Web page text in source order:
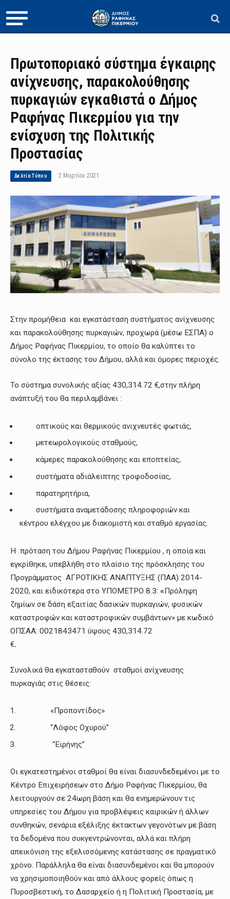
Πρωτοποριακό σύστημα έγκαιρης
ανίχνευσης, παρακολούθησης
πυρκαγιών εγκαθιστά ο Δήμος
Ραφήνας Πικερμίου για την
ενίσχυση της Πολιτικής
Προστασίας
Δελτία Τύπου 2 Μαρτίου 2021
Στην προμήθεια και εγκατάσταση συστήματος ανίχνευσης
και παρακολούθησης πυρκαγιών, προχωρά (μέσω ΕΣΠΑ) ο
Δήμος Ραφήνας Πικερμίου, το οποίο θα καλύπτει το
σύνολο της έκτασης του Δήμου, αλλά και όμορες περιοχές.
Το σύστημα συνολικής αξίας 430,314.72 €,στην πλήρη
ανάπτυξή του θα περιλαμβάνει :
οπτικούς και θερμικούς ανιχνευτές φωτιάς,
μετεωρολογικούς σταθμούς,
κάμερες παρακολούθησης και εποπτείας,
συστήματα αδιάλειπτης τροφοδοσίας,
παρατηρητήρια,
συστήματα αναμετάδοσης πληροφοριών και
κέντρου ελέγχου με διακομιστή και σταθμό εργασίας.
Η πρόταση του Δήμου Ραφήνας Πικερμίου , η οποία και
εγκρίθηκε, υπεβλήθη στο πλαίσιο της πρόσκλησης του
Προγράμματος ΑΓΡΟΤΙΚΗΣ ΑΝΑΠΤΥΞΗΣ (ΠΑΑ) 2014-
2020, και ειδικότερα στο ΥΠΟΜΕΤΡΟ 8.3: «Πρόληψη
ζημίων σε δάση εξαιτίας δασικών πυρκαγιών, φυσικών
καταστροφών και καταστροφικών συμβάντων» με κωδικό
ΟΠΣΑΑ: 0021843471 ύψους 430,314.72
€.
Συνολικά θα εγκατασταθούν σταθμοί ανίχνευσης
πυρκαγιάς στις θέσεις:
«Προποντίδος»
“Λόφος Οχυρού”
“Ειρήνης”
Οι εγκατεστημένοι σταθμοί θα είναι διασυνδεδεμένοι με το
Κέντρο Επιχειρήσεων στο Δήμο Ραφήνας Πικερμίου, θα
λειτουργούν σε 24ωρη βάση και θα ενημερώνουν τις
υπηρεσίες του Δήμου για προβλέψεις καιρικών ή άλλων
συνθηκών, σενάρια εξέλιξης έκτακτων γεγονότων με βάση
τα δεδομένα που συκγεντρώνονται, αλλά και πλήρη
απεικόνιση της εξελισσόμενης κατάστασης σε πραγματικό
χρόνο. Παράλληλα θα είναι διασυνδεμένοι και θα μπορούν
να χρησιμοποιηθούν και από άλλους φορείς όπως η
Πυροσβεστική, το Δασαρχείο ή η Πολιτική Προστασία, με